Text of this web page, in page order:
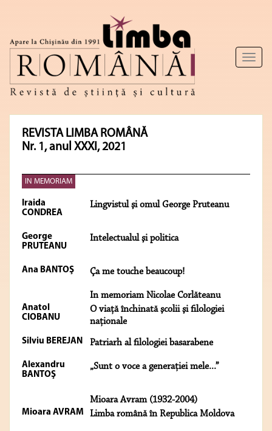
Toggle
REVISTA LIMBA ROMÂNĂ
Nr. 1, anul XXXI, 2021
IN MEMORIAM
Iraida
CONDREA
Lingvistul şi omul George Pruteanu
George
PRUTEANU
Intelectualul şi politica
Ana BANTOŞ Ça me touche beaucoup!
In memoriam Nicolae Corlăteanu
Anatol
CIOBANU
O viaţă închinată şcolii şi filologiei
naţionale
Silviu BEREJAN Patriarh al filologiei basarabene
Alexandru
BANTOŞ
„Sunt o voce a generaţiei mele...”
Mioara Avram (1932-2004)
Mioara AVRAM Limba română în Republica Moldova